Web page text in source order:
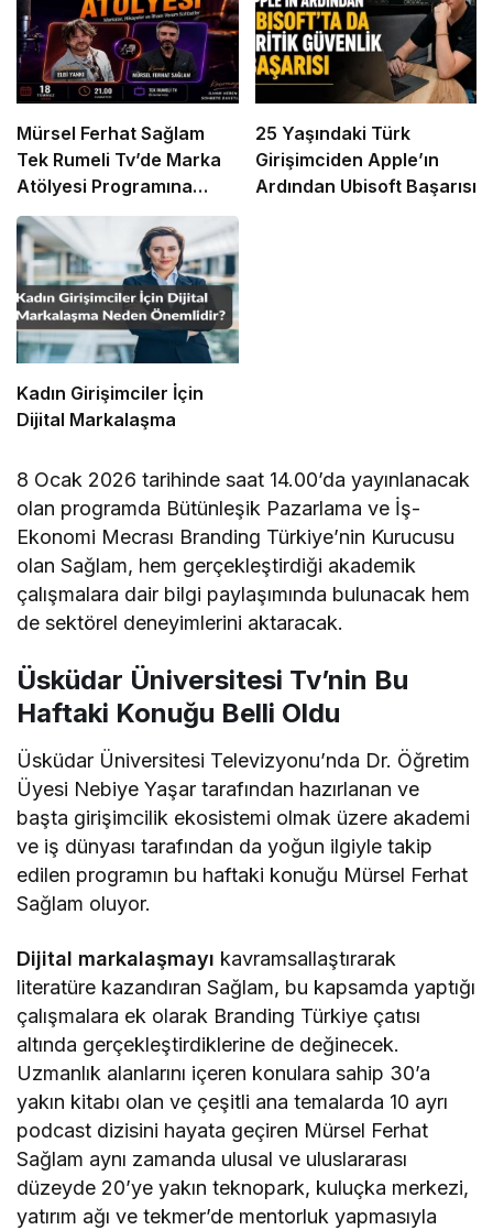
Mürsel Ferhat Sağlam
Tek Rumeli Tv’de Marka
Atölyesi Programına
Konuk Oldu
25 Yaşındaki Türk
Girişimciden Apple’ın
Ardından Ubisoft Başarısı
Kadın Girişimciler İçin
Dijital Markalaşma
8 Ocak 2026 tarihinde saat 14.00’da yayınlanacak
olan programda Bütünleşik Pazarlama ve İş-
Ekonomi Mecrası Branding Türkiye’nin Kurucusu
olan Sağlam, hem gerçekleştirdiği akademik
çalışmalara dair bilgi paylaşımında bulunacak hem
de sektörel deneyimlerini aktaracak.
Üsküdar Üniversitesi Tv’nin Bu
Haftaki Konuğu Belli Oldu
Üsküdar Üniversitesi Televizyonu’nda Dr. Öğretim
Üyesi Nebiye Yaşar tarafından hazırlanan ve
başta girişimcilik ekosistemi olmak üzere akademi
ve iş dünyası tarafından da yoğun ilgiyle takip
edilen programın bu haftaki konuğu Mürsel Ferhat
Sağlam oluyor.
Dijital markalaşmayı kavramsallaştırarak
literatüre kazandıran Sağlam, bu kapsamda yaptığı
çalışmalara ek olarak Branding Türkiye çatısı
altında gerçekleştirdiklerine de değinecek.
Uzmanlık alanlarını içeren konulara sahip 30’a
yakın kitabı olan ve çeşitli ana temalarda 10 ayrı
podcast dizisini hayata geçiren Mürsel Ferhat
Sağlam aynı zamanda ulusal ve uluslararası
düzeyde 20’ye yakın teknopark, kuluçka merkezi,
yatırım ağı ve tekmer’de mentorluk yapmasıyla